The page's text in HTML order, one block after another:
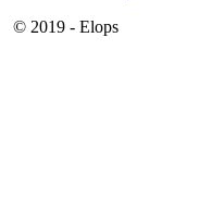
© 2019 - Elops